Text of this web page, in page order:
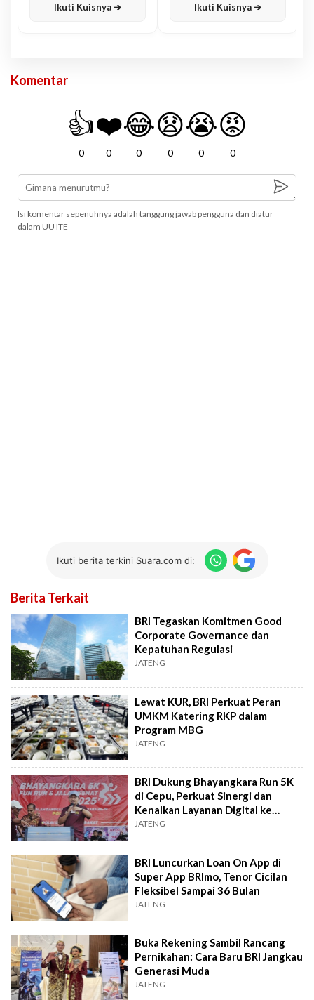
Ikuti Kuisnya ➔ Ikuti Kuisnya ➔
Komentar
👍
0
❤️
0
😂
0
😧
0
😭
0
😡
0
Isi komentar sepenuhnya adalah tanggung jawab pengguna dan diatur
dalam UU ITE
Ikuti berita terkini Suara.com di:
Berita Terkait
BRI Tegaskan Komitmen Good
Corporate Governance dan
Kepatuhan Regulasi
JATENG
Lewat KUR, BRI Perkuat Peran
UMKM Katering RKP dalam
Program MBG
JATENG
BRI Dukung Bhayangkara Run 5K
di Cepu, Perkuat Sinergi dan
Kenalkan Layanan Digital ke
Masyarakat
JATENG
BRI Luncurkan Loan On App di
Super App BRImo, Tenor Cicilan
Fleksibel Sampai 36 Bulan
JATENG
Buka Rekening Sambil Rancang
Pernikahan: Cara Baru BRI Jangkau
Generasi Muda
JATENG